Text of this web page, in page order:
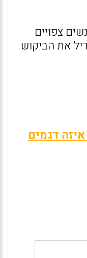
צפויים
את הביקוש
דגמים